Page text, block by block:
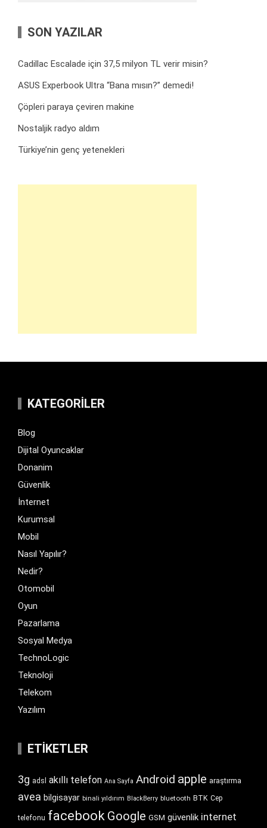
SON YAZILAR
Cadillac Escalade için 37,5 milyon TL verir misin?
ASUS Experbook Ultra “Bana mısın?” demedi!
Çöpleri paraya çeviren makine
Nostaljik radyo aldım
Türkiye’nin genç yetenekleri
KATEGORILER
Blog
Dijital Oyuncaklar
Donanim
Güvenlik
İnternet
Kurumsal
Mobil
Nasıl Yapılır?
Nedir?
Otomobil
Oyun
Pazarlama
Sosyal Medya
TechnoLogic
Teknoloji
Telekom
Yazılım
ETIKETLER
3g adsl akıllı telefon Ana Sayfa Android apple araştırma
avea bilgisayar binali yıldırım BlackBerry bluetooth BTK Cep
telefonu facebook Google GSM güvenlik internet